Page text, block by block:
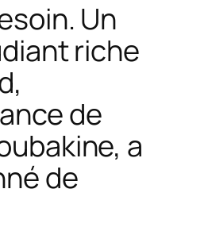
Un
riche
de
a
de